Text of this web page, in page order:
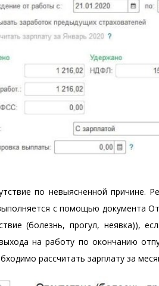
по невыясненной причине.
с помощью документа
(болезнь, прогул, неявка)),
на работу по окончанию
рассчитать зарплату за